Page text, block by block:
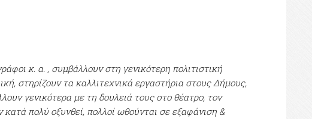
κ. α. , συμβάλλουν στη γενικότερη πολιτιστική
στηρίζουν τα καλλιτεχνικά εργαστήρια στους Δήμους,
γενικότερα με τη δουλειά τους στο θέατρο, τον
πολύ οξυνθεί, πολλοί ωθούνται σε εξαφάνιση &